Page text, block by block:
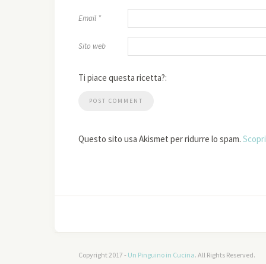
Email *
Sito web
Ti piace questa ricetta?:
Questo sito usa Akismet per ridurre lo spam.
Copyright 2017 - Un Pinguino in Cucina. All Rights Reserved.